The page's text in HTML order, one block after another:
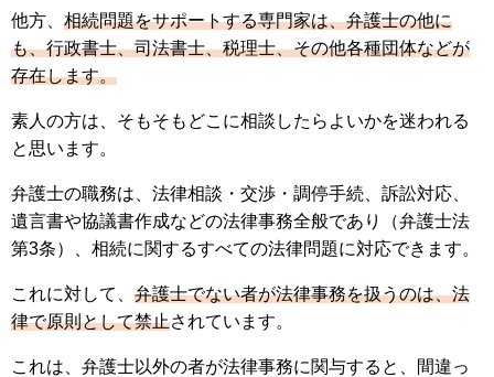
他方、 相続問題をサポートする専門家は、弁護士の他に
も、行政書士、司法書士、税理士、その他各種団体などが
存在します。
素人の方は、そもそもどこに相談したらよいかを迷われる
と思います。
弁護士の職務は、法律相談・交渉・調停手続、訴訟対応、
遺言書や協議書作成などの法律事務全般であり（弁護士法
第3条）、相続に関するすべての法律問題に対応できます。
これに対して、 弁護士でない者が法律事務を扱うのは、法
律で原則として禁止されています。
これは、弁護士以外の者が法律事務に関与すると、間違っ